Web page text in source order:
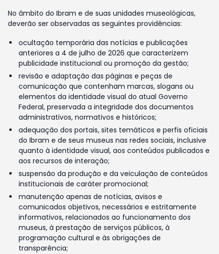
No âmbito do Ibram e de suas unidades museológicas,
deverão ser observadas as seguintes providências:
ocultação temporária das notícias e publicações
anteriores a 4 de julho de 2026 que caracterizem
publicidade institucional ou promoção da gestão;
revisão e adaptação das páginas e peças de
comunicação que contenham marcas, slogans ou
elementos da identidade visual do atual Governo
Federal, preservada a integridade dos documentos
administrativos, normativos e históricos;
adequação dos portais, sites temáticos e perfis oficiais
do Ibram e de seus museus nas redes sociais, inclusive
quanto à identidade visual, aos conteúdos publicados e
aos recursos de interação;
suspensão da produção e da veiculação de conteúdos
institucionais de caráter promocional;
manutenção apenas de notícias, avisos e
comunicados objetivos, necessários e estritamente
informativos, relacionados ao funcionamento dos
museus, à prestação de serviços públicos, à
programação cultural e às obrigações de
transparência;